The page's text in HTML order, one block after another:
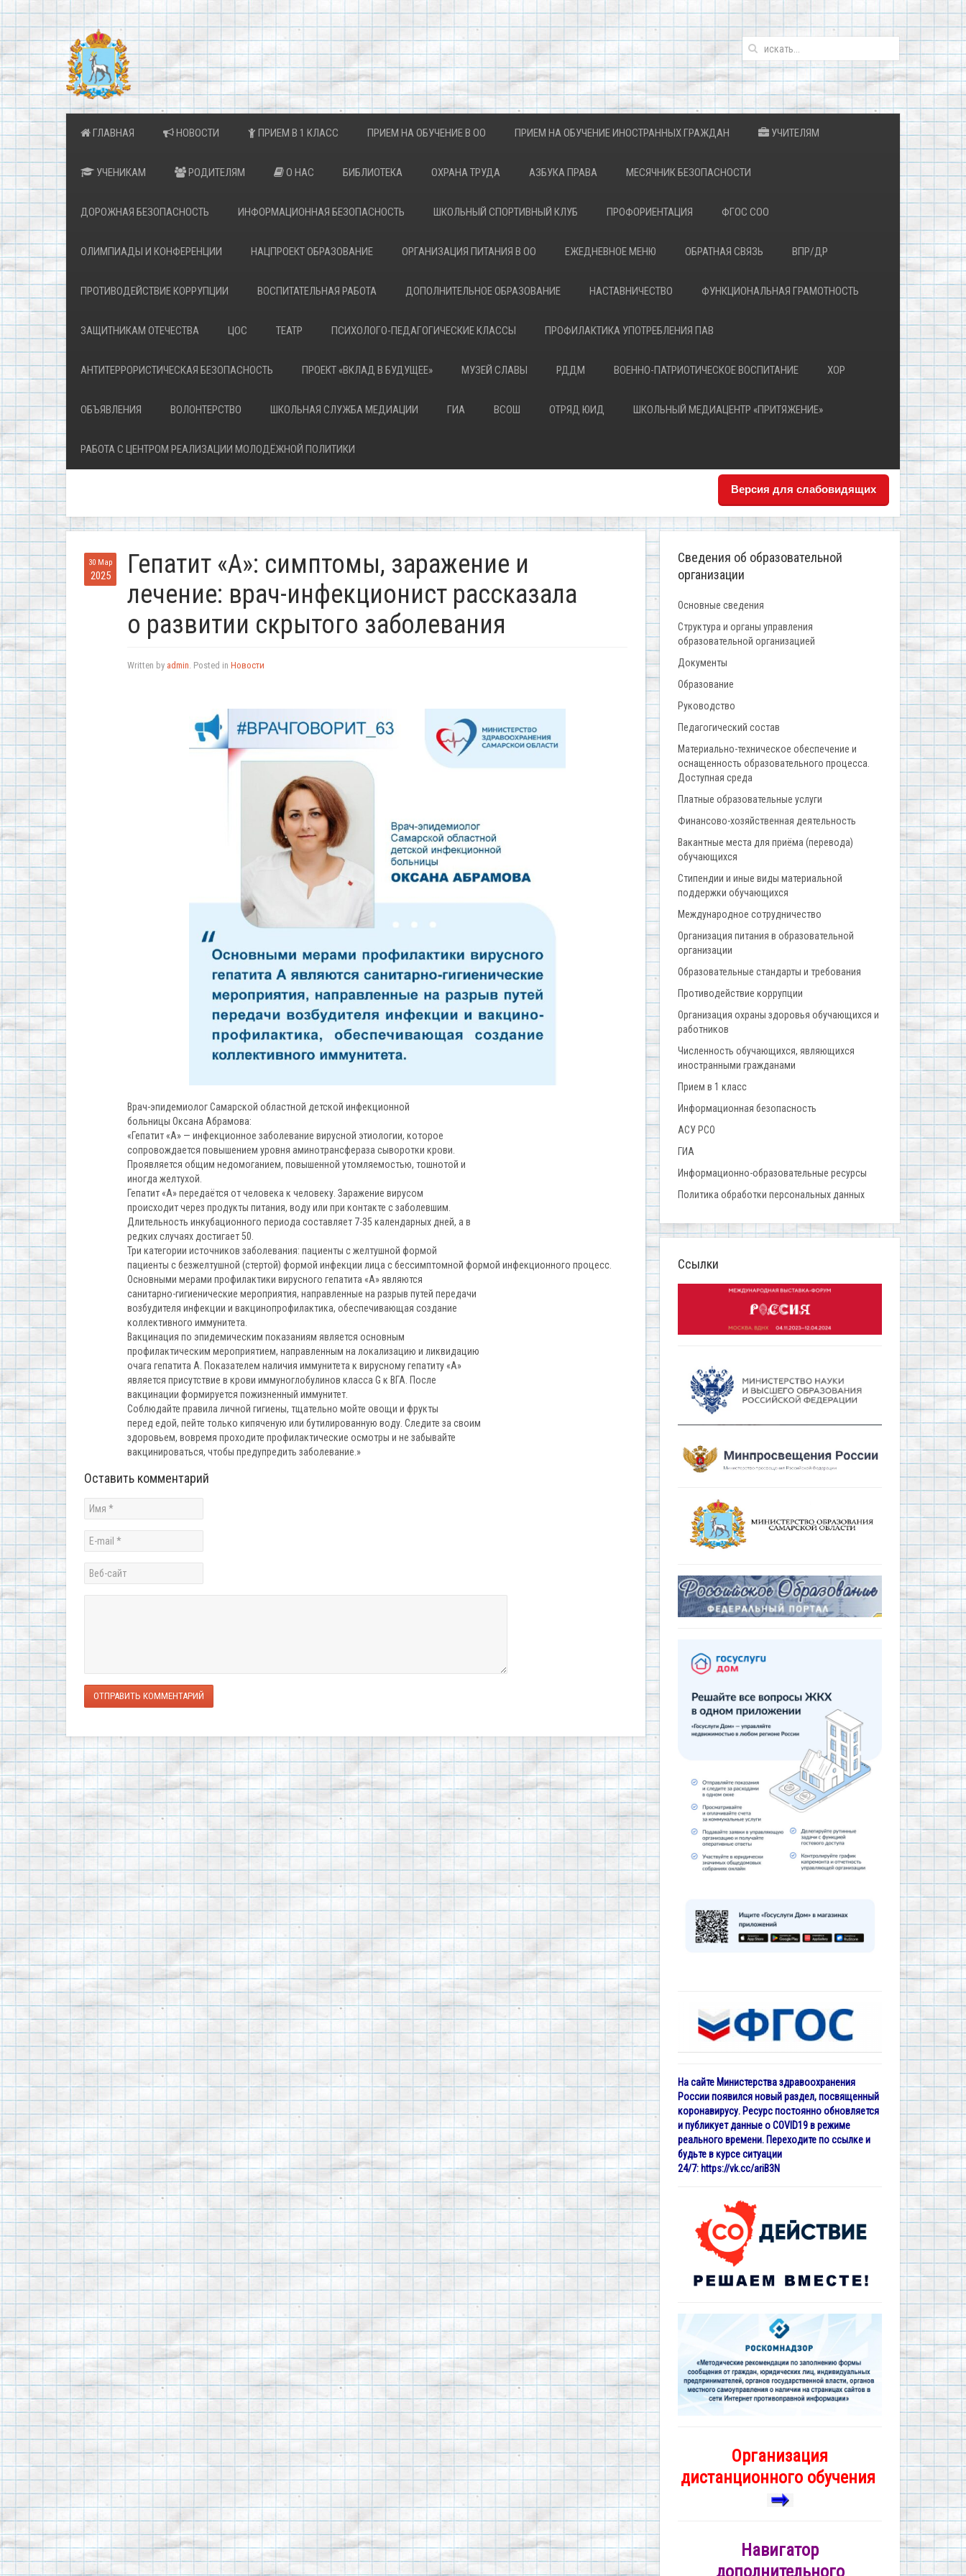
ГЛАВНАЯ НОВОСТИ ПРИЕМ В 1 КЛАСС ПРИЕМ НА ОБУЧЕНИЕ В ОО ПРИЕМ НА ОБУЧЕНИЕ ИНОСТРАННЫХ ГРАЖДАН УЧИТЕЛЯМ
УЧЕНИКАМ РОДИТЕЛЯМ О НАС БИБЛИОТЕКА ОХРАНА ТРУДА АЗБУКА ПРАВА МЕСЯЧНИК БЕЗОПАСНОСТИ
ДОРОЖНАЯ БЕЗОПАСНОСТЬ ИНФОРМАЦИОННАЯ БЕЗОПАСНОСТЬ ШКОЛЬНЫЙ СПОРТИВНЫЙ КЛУБ ПРОФОРИЕНТАЦИЯ ФГОС СОО
ОЛИМПИАДЫ И КОНФЕРЕНЦИИ НАЦПРОЕКТ ОБРАЗОВАНИЕ ОРГАНИЗАЦИЯ ПИТАНИЯ В ОО ЕЖЕДНЕВНОЕ МЕНЮ ОБРАТНАЯ СВЯЗЬ ВПР/ДР
ПРОТИВОДЕЙСТВИЕ КОРРУПЦИИ ВОСПИТАТЕЛЬНАЯ РАБОТА ДОПОЛНИТЕЛЬНОЕ ОБРАЗОВАНИЕ НАСТАВНИЧЕСТВО ФУНКЦИОНАЛЬНАЯ ГРАМОТНОСТЬ
ЗАЩИТНИКАМ ОТЕЧЕСТВА ЦОС ТЕАТР ПСИХОЛОГО-ПЕДАГОГИЧЕСКИЕ КЛАССЫ ПРОФИЛАКТИКА УПОТРЕБЛЕНИЯ ПАВ
АНТИТЕРРОРИСТИЧЕСКАЯ БЕЗОПАСНОСТЬ ПРОЕКТ «ВКЛАД В БУДУЩЕЕ» МУЗЕЙ СЛАВЫ РДДМ ВОЕННО-ПАТРИОТИЧЕСКОЕ ВОСПИТАНИЕ ХОР
ОБЪЯВЛЕНИЯ ВОЛОНТЕРСТВО ШКОЛЬНАЯ СЛУЖБА МЕДИАЦИИ ГИА ВСОШ ОТРЯД ЮИД ШКОЛЬНЫЙ МЕДИАЦЕНТР «ПРИТЯЖЕНИЕ»
РАБОТА С ЦЕНТРОМ РЕАЛИЗАЦИИ МОЛОДЁЖНОЙ ПОЛИТИКИ
Версия для слабовидящих
30 Мар
2025
Гепатит «А»: симптомы, заражение и
лечение: врач-инфекционист рассказала
о развитии скрытого заболевания
Written by admin. Posted in Новости
Врач-эпидемиолог Самарской областной детской инфекционной
больницы Оксана Абрамова:
«Гепатит «А» — инфекционное заболевание вирусной этиологии, которое
сопровождается повышением уровня аминотрансфераза сыворотки крови.
Проявляется общим недомоганием, повышенной утомляемостью, тошнотой и
иногда желтухой.
Гепатит «А» передаётся от человека к человеку. Заражение вирусом
происходит через продукты питания, воду или при контакте с заболевшим.
Длительность инкубационного периода составляет 7-35 календарных дней, а в
редких случаях достигает 50.
Три категории источников заболевания: пациенты с желтушной формой
пациенты с безжелтушной (стертой) формой инфекции лица с бессимптомной формой инфекционного процесс.
Основными мерами профилактики вирусного гепатита «А» являются
санитарно-гигиенические мероприятия, направленные на разрыв путей передачи
возбудителя инфекции и вакцинопрофилактика, обеспечивающая создание
коллективного иммунитета.
Вакцинация по эпидемическим показаниям является основным
профилактическим мероприятием, направленным на локализацию и ликвидацию
очага гепатита А. Показателем наличия иммунитета к вирусному гепатиту «А»
является присутствие в крови иммуноглобулинов класса G к ВГА. После
вакцинации формируется пожизненный иммунитет.
Соблюдайте правила личной гигиены, тщательно мойте овощи и фрукты
перед едой, пейте только кипяченую или бутилированную воду. Следите за своим
здоровьем, вовремя проходите профилактические осмотры и не забывайте
вакцинироваться, чтобы предупредить заболевание.»
Оставить комментарий
ОТПРАВИТЬ КОММЕНТАРИЙ
Сведения об образовательной
организации
Основные сведения
Структура и органы управления
образовательной организацией
Документы
Образование
Руководство
Педагогический состав
Материально-техническое обеспечение и
оснащенность образовательного процесса.
Доступная среда
Платные образовательные услуги
Финансово-хозяйственная деятельность
Вакантные места для приёма (перевода)
обучающихся
Стипендии и иные виды материальной
поддержки обучающихся
Международное сотрудничество
Организация питания в образовательной
организации
Образовательные стандарты и требования
Противодействие коррупции
Организация охраны здоровья обучающихся и
работников
Численность обучающихся, являющихся
иностранными гражданами
Прием в 1 класс
Информационная безопасность
АСУ РСО
ГИА
Информационно-образовательные ресурсы
Политика обработки персональных данных
Ссылки
На сайте Министерства здравоохранения
России появился новый раздел, посвященный
коронавирусу. Ресурс постоянно обновляется
и публикует данные о COVID19 в режиме
реального времени. Переходите по ссылке и
будьте в курсе ситуации
24/7: https://vk.cc/ariB3N
Организация
дистанционного обучения
Навигатор
дополнительного